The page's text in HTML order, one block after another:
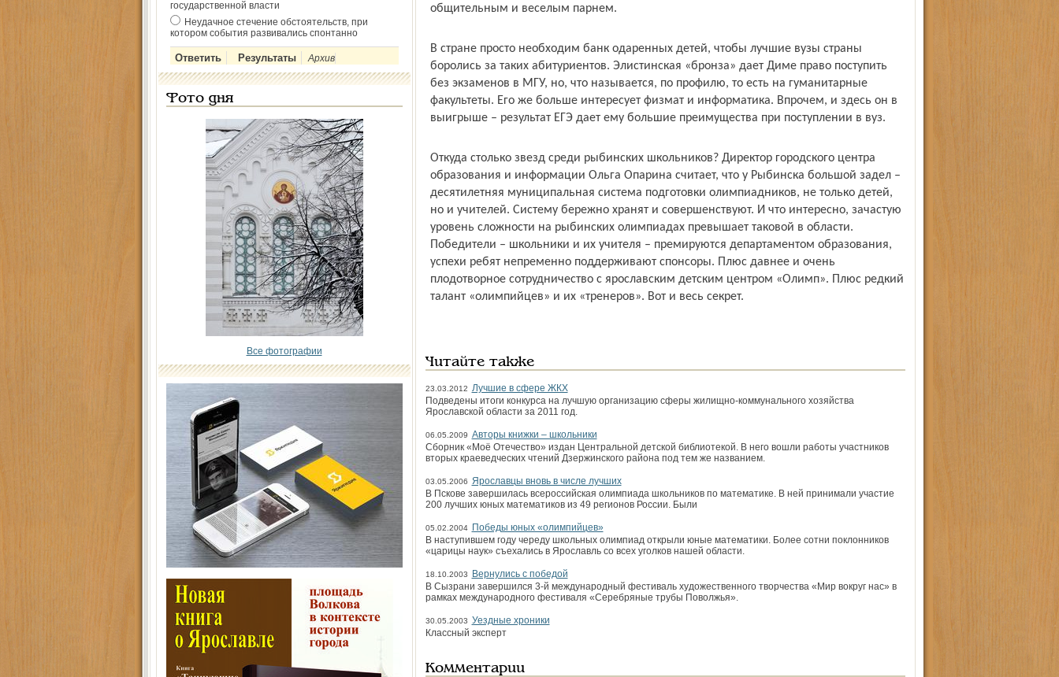
государственной власти
Неудачное стечение обстоятельств, при
котором события развивались спонтанно
Архив
Фото дня
Все фотографии
общительным и веселым парнем.
В стране просто необходим банк одаренных детей, чтобы лучшие вузы страны
боролись за таких абитуриентов. Элистинская «бронза» дает Диме право поступить
без экзаменов в МГУ, но, что называется, по профилю, то есть на гуманитарные
факультеты. Его же больше интересует физмат и информатика. Впрочем, и здесь он в
выигрыше – результат ЕГЭ дает ему большие преимущества при поступлении в вуз.
Откуда столько звезд среди рыбинских школьников? Директор городского центра
образования и информации Ольга Опарина считает, что у Рыбинска большой задел –
десятилетняя муниципальная система подготовки олимпиадников, не только детей,
но и учителей. Систему бережно хранят и совершенствуют. И что интересно, зачастую
уровень сложности на рыбинских олимпиадах превышает таковой в области.
Победители – школьники и их учителя – премируются департаментом образования,
успехи ребят непременно поддерживают спонсоры. Плюс давнее и очень
плодотворное сотрудничество с ярославским детским центром «Олимп». Плюс редкий
талант «олимпийцев» и их «тренеров». Вот и весь секрет.
Читайте также
23.03.2012 Лучшие в сфере ЖКХ
Подведены итоги конкурса на лучшую организацию сферы жилищно-коммунального хозяйства
Ярославской области за 2011 год.
06.05.2009 Авторы книжки – школьники
Сборник «Моё Отечество» издан Центральной детской библиотекой. В него вошли работы участников
вторых краеведческих чтений Дзержинского района под тем же названием.
03.05.2006 Ярославцы вновь в числе лучших
В Пскове завершилась всероссийская олимпиада школьников по математике. В ней принимали участие
200 лучших юных математиков из 49 регионов России. Были
05.02.2004
Победы юных «олимпийцев»
В наступившем году череду школьных олимпиад открыли юные математики. Более сотни поклонников
«царицы наук» съехались в Ярославль со всех уголков нашей области.
18.10.2003
Вернулись с победой
В Сызрани завершился 3-й международный фестиваль художественного творчества «Мир вокруг нас» в
рамках международного фестиваля «Серебряные трубы Поволжья».
30.05.2003 Уездные хроники
Классный эксперт
Комментарии